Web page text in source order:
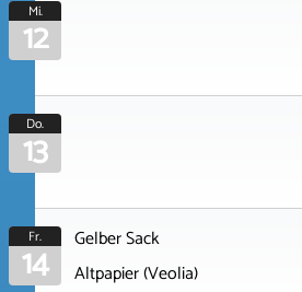
Mi.
12
Do.
13
Fr.
14
Gelber Sack
Altpapier (Veolia)